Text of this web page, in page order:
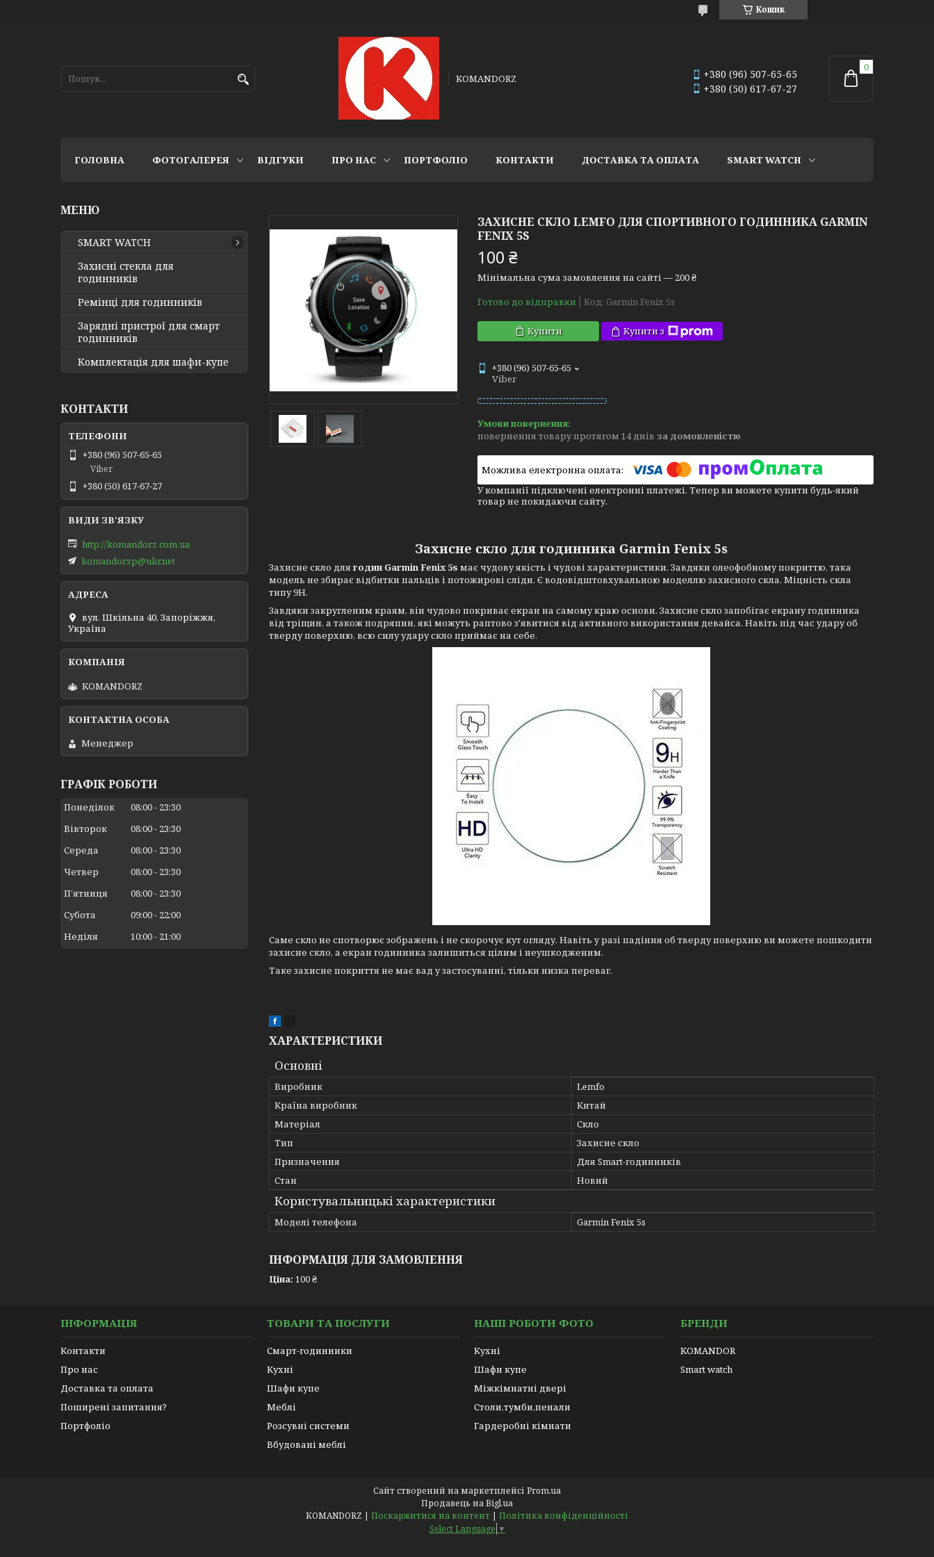
Кошик
KOMANDORZ
+380 (96) 507-65-65
+380 (50) 617-67-27
ГОЛОВНА ФОТОГАЛЕРЕЯ ВІДГУКИ ПРО НАС ПОРТФОЛІО КОНТАКТИ ДОСТАВКА ТА ОПЛАТА SMART WATCH
ЗАХИСНЕ СКЛО LEMFO ДЛЯ СПОРТИВНОГО ГОДИННИКА GARMIN
FENIX 5S
100 ₴
Мінімальна сума замовлення на сайті — 200 ₴
Готово до відправки
Код: Garmin Fenix 5s
Купити Купити з
+380 (96) 507-65-65
Viber
повернення товару протягом 14 днів за домовленістю
У компанії підключені електронні платежі. Тепер ви можете купити будь-який
товар не покидаючи сайту.
Захисне скло для годинника Garmin Fenix 5s
Захисне скло для годин Garmin Fenix 5s має чудову якість і чудові характеристики. Завдяки олеофобному покриттю, така
модель не збирає відбитки пальців і потожирові сліди. Є водовідштовхувальною моделлю захисного скла. Міцність скла
типу 9Н.
Завдяки закругленим краям, він чудово покриває екран на самому краю основи. Захисне скло запобігає екрану годинника
від тріщин, а також подряпин, які можуть раптово з'явитися від активного використання девайса. Навіть під час удару об
тверду поверхню, всю силу удару скло приймає на себе.
Саме скло не спотворює зображень і не скорочує кут огляду. Навіть у разі падіння об тверду поверхню ви можете пошкодити
захисне скло, а екран годинника залишиться цілим і неушкодженим.
Таке захисне покриття не має вад у застосуванні, тільки низка переваг.
ХАРАКТЕРИСТИКИ
Основні
Виробник
Lemfo
Країна виробник
Китай
Матеріал
Скло
Тип
Захисне скло
Призначення
Для Smart-годинників
Стан
Новий
Користувальницькі характеристики
Моделі телефона Garmin Fenix 5s
ІНФОРМАЦІЯ ДЛЯ ЗАМОВЛЕННЯ
Ціна: 100 ₴
SMART WATCH
Захисні стекла для
годинників
Ремінці для годинників
Зарядні пристрої для смарт
годинників
Комплектація для шафи-купе
КОНТАКТИ
+380 (96) 507-65-65
Viber
+380 (50) 617-67-27
http://komandorz.com.ua
komandorzp@ukr.net
вул. Шкільна 40, Запоріжжя,
Україна
KOMANDORZ
Менеджер
ГРАФІК РОБОТИ
Понеділок 08:00
23:30
Вівторок
08:00
23:30
Середа
08:00
23:30
Четвер
08:00
23:30
Пʼятниця
08:00
23:30
Субота
09:00
22:00
Неділя
10:00 21:00
ІНФОРМАЦІЯ
Контакти
Про нас
Доставка та оплата
Поширені запитання?
Портфоліо
ТОВАРИ ТА ПОСЛУГИ
Смарт-годинники
Кухні
Шафи купе
Меблі
Розсувні системи
Вбудовані меблі
НАШІ РОБОТИ ФОТО
Кухні
Шафи купе
Міжкімнатні двері
Столи,тумби,пенали
Гардеробні кімнати
БРЕНДИ
KOMANDOR
Smart watch
Сайт створений на маркетплейсі Prom.ua
Продавець на Bigl.ua
KOMANDORZ | Поскаржитися на контент | Політика конфіденційності
Select Language ▼